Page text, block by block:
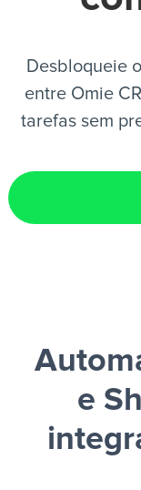
Desbloqueie
entre Omie
tarefas sem
e